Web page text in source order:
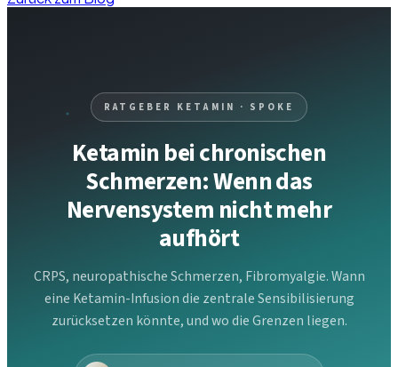
RATGEBER KETAMIN · SPOKE
Ketamin bei chronischen
Schmerzen: Wenn das
Nervensystem nicht mehr
aufhört
CRPS, neuropathische Schmerzen, Fibromyalgie. Wann
eine Ketamin-Infusion die zentrale Sensibilisierung
zurücksetzen könnte, und wo die Grenzen liegen.